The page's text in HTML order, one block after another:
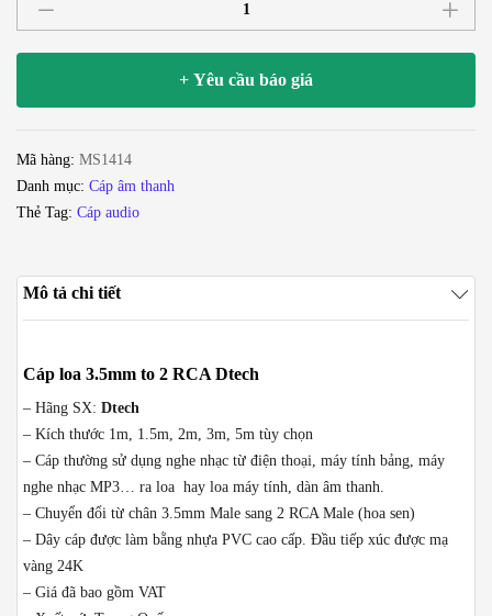
Audio
Dây
âm
thanh
đầu
3,5mm
đầu
AV
hoa
sen
DTECH
1.5M
3M
5M
10M
+ Yêu cầu báo giá
Mã hàng: MS1414
Danh mục: Cáp âm thanh
Thẻ Tag: Cáp audio
Mô tả chi tiết
Cáp loa 3.5mm to 2 RCA Dtech
– Hãng SX: Dtech
– Kích thước 1m, 1.5m, 2m, 3m, 5m tùy chọn
– Cáp thường sử dụng nghe nhạc từ điện thoại, máy tính bảng, máy
nghe nhạc MP3… ra loa hay loa máy tính, dàn âm thanh.
– Chuyển đổi từ chân 3.5mm Male sang 2 RCA Male (hoa sen)
– Dây cáp được làm bằng nhựa PVC cao cấp. Đầu tiếp xúc được mạ
vàng 24K
– Giá đã bao gồm VAT